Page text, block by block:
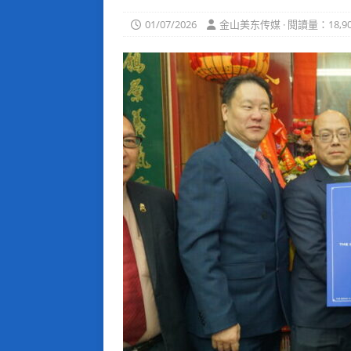
01/07/2026 金山美东传媒 · 閱讀量：